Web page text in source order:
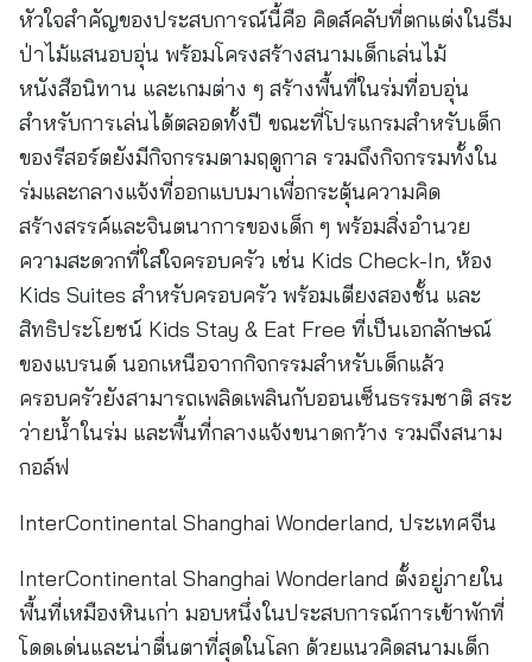
หัวใจสำคัญของประสบการณ์นี้คือ คิดส์คลับที่ตกแต่งในธีม
ป่าไม้แสนอบอุ่น พร้อมโครงสร้างสนามเด็กเล่นไม้
หนังสือนิทาน และเกมต่าง ๆ สร้างพื้นที่ในร่มที่อบอุ่น
สำหรับการเล่นได้ตลอดทั้งปี ขณะที่โปรแกรมสำหรับเด็ก
ของรีสอร์ตยังมีกิจกรรมตามฤดูกาล รวมถึงกิจกรรมทั้งใน
ร่มและกลางแจ้งที่ออกแบบมาเพื่อกระตุ้นความคิด
สร้างสรรค์และจินตนาการของเด็ก ๆ พร้อมสิ่งอำนวย
ความสะดวกที่ใส่ใจครอบครัว เช่น Kids Check-In, ห้อง
Kids Suites สำหรับครอบครัว พร้อมเตียงสองชั้น และ
สิทธิประโยชน์ Kids Stay & Eat Free ที่เป็นเอกลักษณ์
ของแบรนด์ นอกเหนือจากกิจกรรมสำหรับเด็กแล้ว
ครอบครัวยังสามารถเพลิดเพลินกับออนเซ็นธรรมชาติ สระ
ว่ายน้ำในร่ม และพื้นที่กลางแจ้งขนาดกว้าง รวมถึงสนาม
กอล์ฟ
InterContinental Shanghai Wonderland, ประเทศจีน
InterContinental Shanghai Wonderland ตั้งอยู่ภายใน
พื้นที่เหมืองหินเก่า มอบหนึ่งในประสบการณ์การเข้าพักที่
โดดเด่นและน่าตื่นตาที่สุดในโลก ด้วยแนวคิดสนามเด็ก